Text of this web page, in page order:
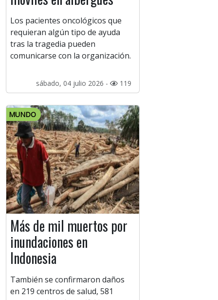
Los pacientes oncológicos que
requieran algún tipo de ayuda
tras la tragedia pueden
comunicarse con la organización.
sábado, 04 julio 2026 - 119
MUNDO
Más de mil muertos por
inundaciones en
Indonesia
También se confirmaron daños
en 219 centros de salud, 581